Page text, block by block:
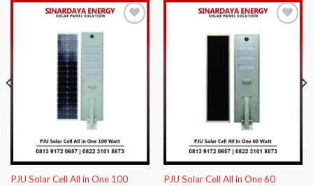
PJU Solar Cell All in One 100
PJU Solar Cell All in One 60